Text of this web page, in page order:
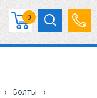
0
› Болты ›